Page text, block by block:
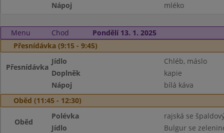
Nápoj
mléko
Menu Chod
Pondělí 13. 1. 2025
Přesnídávka (9:15 - 9:45)
Přesnídávka
Jídlo
Chléb, máslo
Doplněk
kapie
Nápoj
bílá káva
Oběd (11:45 - 12:30)
Oběd
Polévka
rajská se
Jídlo
Bulgur se